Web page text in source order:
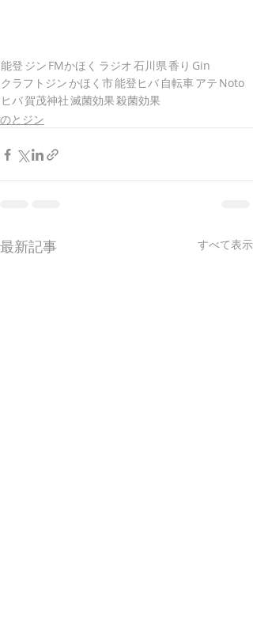
能登 ジン FMかほく ラジオ石川県香り Gin
クラフトジンかほく市能登ヒバ 自転車アテ Noto
ヒバ賀茂神社滅菌効果殺菌効果
のとジン
最新記事 すべて表示